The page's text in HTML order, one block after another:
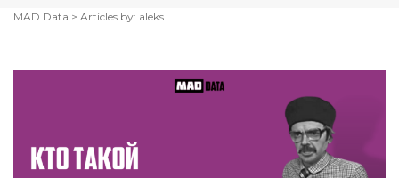
MAD Data > Articles by: aleks